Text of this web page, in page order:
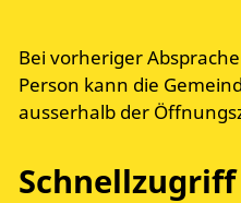
Bei vorheriger
Person kann die
ausserhalb der
Schnellzugriff